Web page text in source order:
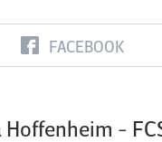
FACEBOOK
-
Corvinul
Hunedoara